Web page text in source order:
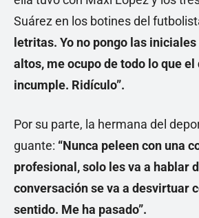
Suárez en los botines del
letritas. Yo no pongo las
altos, me ocupo de todo lo que el
incumple. Ridículo”.
Por su parte, la hermana del
guante: “Nunca peleen con una
profesional, solo les va a hablar
conversación se va a desvirtuar
sentido. Me ha pasado”.